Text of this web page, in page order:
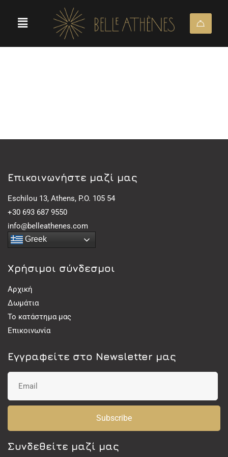
Eπικοινωνήστε μαζί μας
Eschilou 13, Athens, P.O. 105 54
+30 693 687 9550
info@belleathenes.com
Greek
Χρήσιμοι σύνδεσμοι
Αρχική
Δωμάτια
Το κατάστημα μας
Επικοινωνία
Εγγραφείτε στο Newsletter μας
Subscribe
Συνδεθείτε μαζί μας